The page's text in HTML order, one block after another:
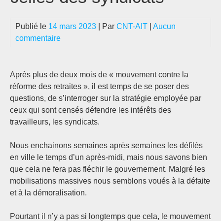
Publié le 14 mars 2023 | Par CNT-AIT
Aucun
commentaire
Après plus de deux mois de « mouvement contre la
réforme des retraites », il est temps de se poser des
questions, de s’interroger sur la stratégie employée par
ceux qui sont censés défendre les intérêts des
travailleurs, les syndicats.
Nous enchainons semaines après semaines les défilés
en ville le temps d’un après-midi, mais nous savons bien
que cela ne fera pas fléchir le gouvernement. Malgré les
mobilisations massives nous semblons voués à la défaite
et à la démoralisation.
Pourtant il n’y a pas si longtemps que cela, le mouvement